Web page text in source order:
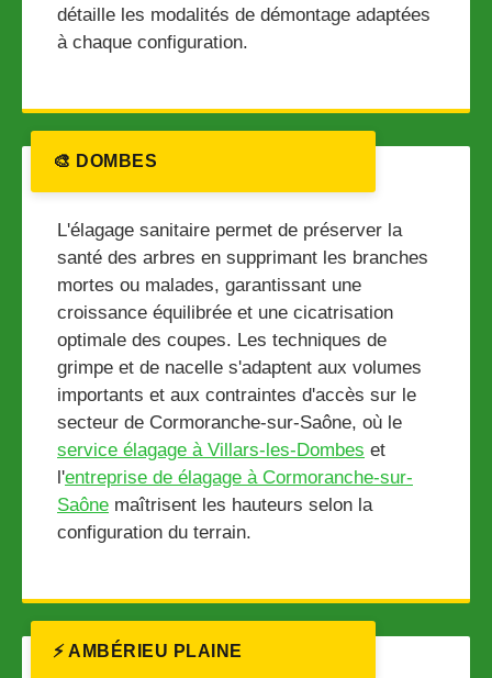
détaille les modalités de démontage adaptées
à chaque configuration.
🎨 DOMBES
L'élagage sanitaire permet de préserver la
santé des arbres en supprimant les branches
mortes ou malades, garantissant une
croissance équilibrée et une cicatrisation
optimale des coupes. Les techniques de
grimpe et de nacelle s'adaptent aux volumes
importants et aux contraintes d'accès sur le
secteur de Cormoranche-sur-Saône, où le
service élagage à Villars-les-Dombes et
l'entreprise de élagage à Cormoranche-sur-
Saône maîtrisent les hauteurs selon la
configuration du terrain.
⚡ AMBÉRIEU PLAINE